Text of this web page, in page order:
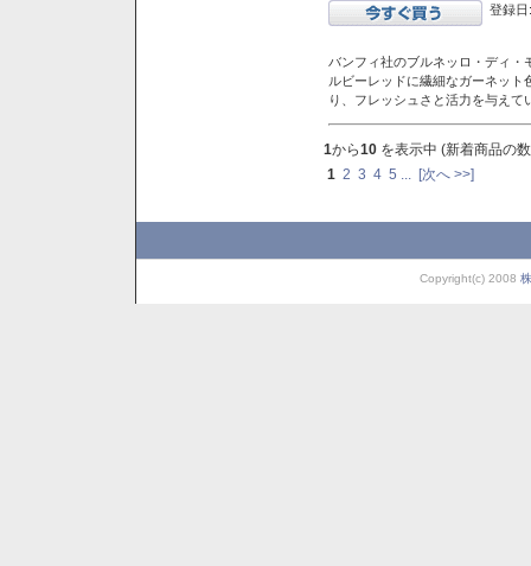
登録
バンフィ社のブルネッロ・ディ
ルビーレッドに繊細なガーネッ
り、フレッシュさと活力を与え
1から10 を表示中 (新着商品の
1 2 3 4 5 [次へ >>]
Copyright(c) 2008